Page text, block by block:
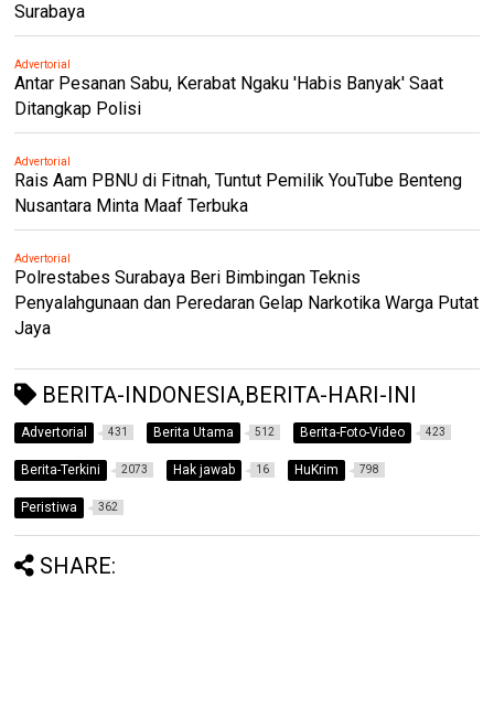
Surabaya
Advertorial
Antar Pesanan Sabu, Kerabat Ngaku 'Habis Banyak' Saat
Ditangkap Polisi
Advertorial
Rais Aam PBNU di Fitnah, Tuntut Pemilik YouTube Benteng
Nusantara Minta Maaf Terbuka
Advertorial
Polrestabes Surabaya Beri Bimbingan Teknis
Penyalahgunaan dan Peredaran Gelap Narkotika Warga Putat
Jaya
BERITA-INDONESIA,BERITA-HARI-INI
Advertorial 431 Berita Utama 512 Berita-Foto-Video 423
Berita-Terkini 2073 Hak jawab 16 HuKrim 798
Peristiwa 362
SHARE: